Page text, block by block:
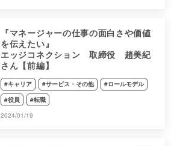
『マネージャーの仕事の面白さや価値
を伝えたい』
エッジコネクション 取締役 趙美紀
さん【前編】
#キャリア #サービス・その他
#ロールモデル
#役員
#転職
2024/01/19